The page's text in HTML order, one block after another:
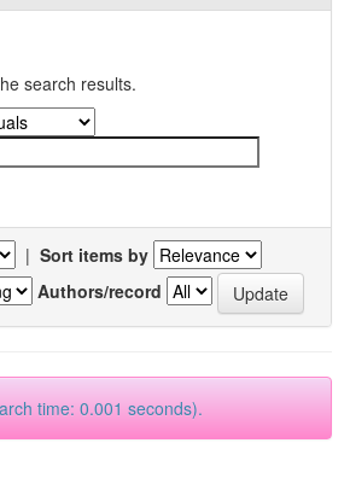
search results.
| Sort items by
Authors/record
time: 0.001 seconds).